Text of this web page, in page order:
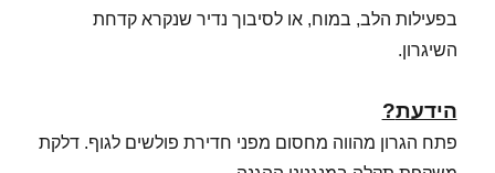
בפעילות הלב, במוח, או לסיבוך נדיר שנקרא קדחת
השיגרון.
הידעת?
פתח הגרון מהווה מחסום מפני חדירת פולשים לגוף. דלקת